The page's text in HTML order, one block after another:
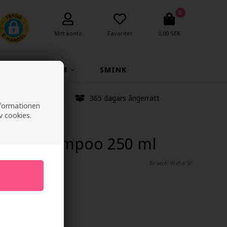
cookies.
Mitt konto Favoriter
0
0,00 SEK
PARFYM SMINK
365 dagars ångerrätt
Shampoo 250 ml
Brand: Wella SP